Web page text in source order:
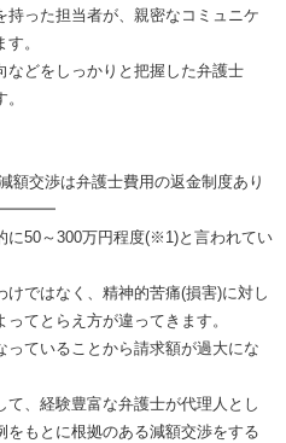
った担当者が、親密なコミュニケ
。
などをしっかりと把握した弁護士
交渉は弁護士費用の返金制度あり
に50～300万円程度(※1)と言われてい
ではなく、精神的苦痛(損害)に対し
てとらえ方が違ってきます。
ていることから請求額が過大にな
、経験豊富な弁護士が代理人とし
もとに根拠のある減額交渉をする